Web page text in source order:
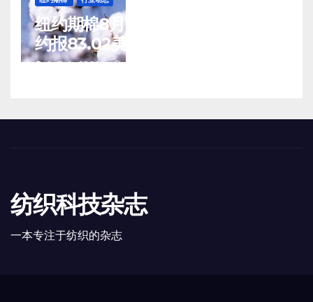
纽约期棉8月5日(周三)收涨12月合
约报83.02美分/磅
8 月 6, 2026 TENG
纺织科技杂志
一本专注于纺织的杂志